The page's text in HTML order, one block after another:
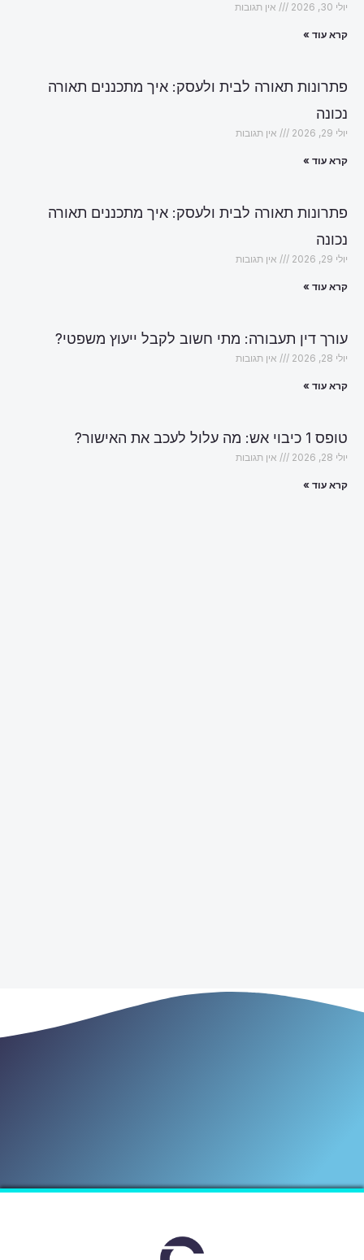
יולי 30, 2026 אין תגובות
קרא עוד »
פתרונות תאורה לבית ולעסק: איך מתכננים תאורה
נכונה
יולי 29, 2026 אין תגובות
קרא עוד »
פתרונות תאורה לבית ולעסק: איך מתכננים תאורה
נכונה
יולי 29, 2026 אין תגובות
קרא עוד »
עורך דין תעבורה: מתי חשוב לקבל ייעוץ משפטי?
יולי 28, 2026 אין תגובות
קרא עוד »
טופס 1 כיבוי אש: מה עלול לעכב את האישור?
יולי 28, 2026 אין תגובות
קרא עוד »